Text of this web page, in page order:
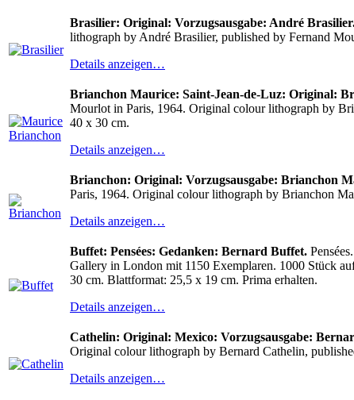
Brasilier: Original: Vorzugsausgabe: André
lithograph by André Brasilier, published by Fernand
Details anzeigen…
Brianchon Maurice: Saint-Jean-de-Luz: Original:
Mourlot in Paris, 1964. Original colour lithograph by
40 x 30 cm.
Details anzeigen…
Brianchon: Original: Vorzugsausgabe: Brianchon
Paris, 1964. Original colour lithograph by Brianchon
Details anzeigen…
Buffet: Pensées: Gedanken: Bernard Buffet.
Gallery in London mit 1150 Exemplaren. 1000 Stück
30 cm. Blattformat: 25,5 x 19 cm. Prima erhalten.
Details anzeigen…
Cathelin: Original: Mexico: Vorzugsausgabe:
Original colour lithograph by Bernard Cathelin,
Details anzeigen…